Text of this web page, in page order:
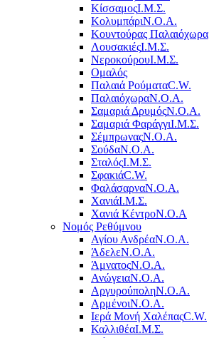
ΚίσσαμοςΙ.Μ.Σ.
ΚολυμπάριΝ.Ο.Α.
Κουντούρας Παλαιόχωρα
ΛουσακιέςΙ.Μ.Σ.
ΝεροκούρουΙ.Μ.Σ.
Ομαλός
Παλαιά ΡούματαC.W.
ΠαλαιόχωραΝ.Ο.Α.
Σαμαριά ΔρυμόςΝ.Ο.Α.
Σαμαριά ΦαράγγιΙ.Μ.Σ.
ΣέμπρωναςΝ.Ο.Α.
ΣούδαΝ.Ο.Α.
ΣταλόςΙ.Μ.Σ.
ΣφακιάC.W.
ΦαλάσαρναΝ.Ο.Α.
ΧανιάΙ.Μ.Σ.
Χανιά ΚέντροN.O.A
Νομός Ρεθύμνου
Αγίου ΑνδρέαΝ.Ο.Α.
ΆδελεΝ.Ο.Α.
ΆμνατοςΝ.Ο.Α.
ΑνώγειαΝ.Ο.Α.
ΑργυρούποληΝ.Ο.Α.
ΑρμένοιΝ.Ο.Α.
Ιερά Μονή ΧαλέπαςC.W.
ΚαλλιθέαΙ.Μ.Σ.